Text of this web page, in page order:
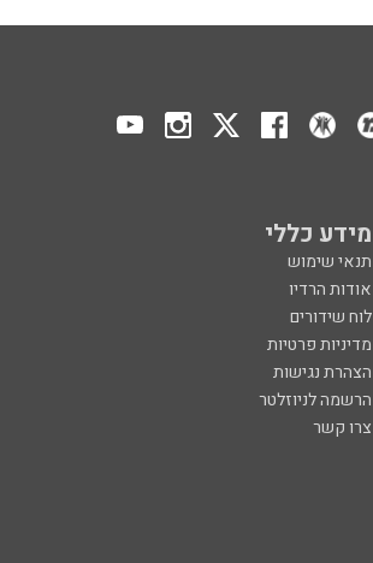
מידע כללי
תנאי שימוש
אודות הרדיו
לוח שידורים
מדיניות פרטיות
הצהרת נגישות
הרשמה לניוזלטר
צרו קשר